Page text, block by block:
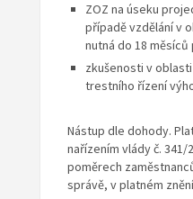
ZOZ na úseku
případě vzdělání v
nutná do 18 měsíců
zkušenosti v
trestního řízení
Nástup dle dohody.
nařízením vlády č. 341/
poměrech
správě, v platném